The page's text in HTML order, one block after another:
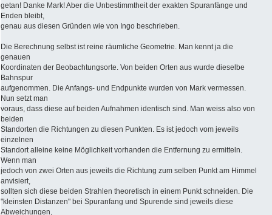
getan! Danke Mark! Aber die Unbestimmtheit der exakten Spuranfänge und
Enden bleibt,
genau aus diesen Gründen wie von Ingo beschrieben.
Die Berechnung selbst ist reine räumliche Geometrie. Man kennt ja die
genauen
Koordinaten der Beobachtungsorte. Von beiden Orten aus wurde dieselbe
Bahnspur
aufgenommen. Die Anfangs- und Endpunkte wurden von Mark vermessen.
Nun setzt man
voraus, dass diese auf beiden Aufnahmen identisch sind. Man weiss also von
beiden
Standorten die Richtungen zu diesen Punkten. Es ist jedoch vom jeweils
einzelnen
Standort alleine keine Möglichkeit vorhanden die Entfernung zu ermitteln.
Wenn man
jedoch von zwei Orten aus jeweils die Richtung zum selben Punkt am Himmel
anvisiert,
sollten sich diese beiden Strahlen theoretisch in einem Punkt schneiden. Die
"kleinsten Distanzen" bei Spuranfang und Spurende sind jeweils diese
Abweichungen,